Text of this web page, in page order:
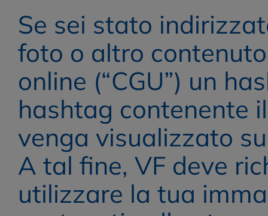
Se sei stato
foto o altro
online (“CGU”) un
hashtag contenente
venga visualizzato
A tal fine, VF deve
utilizzare la tua